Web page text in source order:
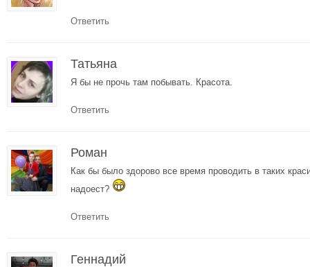
Ответить
Татьяна
Я бы не прочь там побывать. Красота.
Ответить
Роман
Как бы было здорово все время проводить в таких
надоест?
Ответить
Геннадий